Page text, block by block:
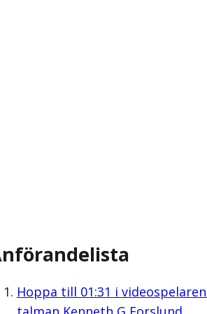
Hoppa till 01:31 i videospelaren